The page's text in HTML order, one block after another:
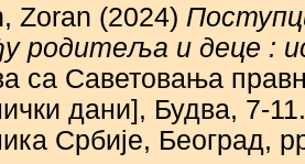
Zoran (2024)
родитеља и деце :
са Саветовања
дани], Будва, 7-
Србије, Београд,